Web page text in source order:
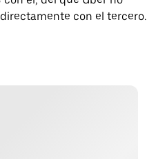
con el tercero.